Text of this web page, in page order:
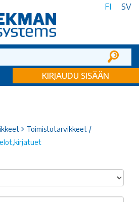
FI SV
KIRJAUDU SISÄÄN
Toimistotarvikkeet /